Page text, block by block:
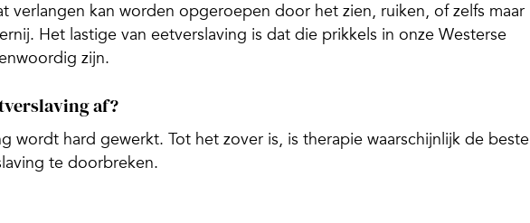
verlangen kan worden opgeroepen door het zien, ruiken, of zelfs maar
Het lastige van eetverslaving is dat die prikkels in onze Westerse
zijn.
af?
wordt hard gewerkt. Tot het zover is, is therapie waarschijnlijk de beste
te doorbreken.